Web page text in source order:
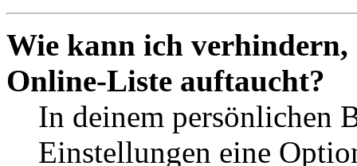
Wie kann ich verhindern,
Online-Liste auftaucht?
In deinem persönlichen
Einstellungen eine